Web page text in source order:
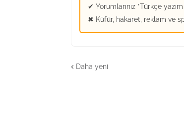
✔ Yorumlarınız *Türkçe
✖ Küfür, hakaret, reklam ve
Daha yeni